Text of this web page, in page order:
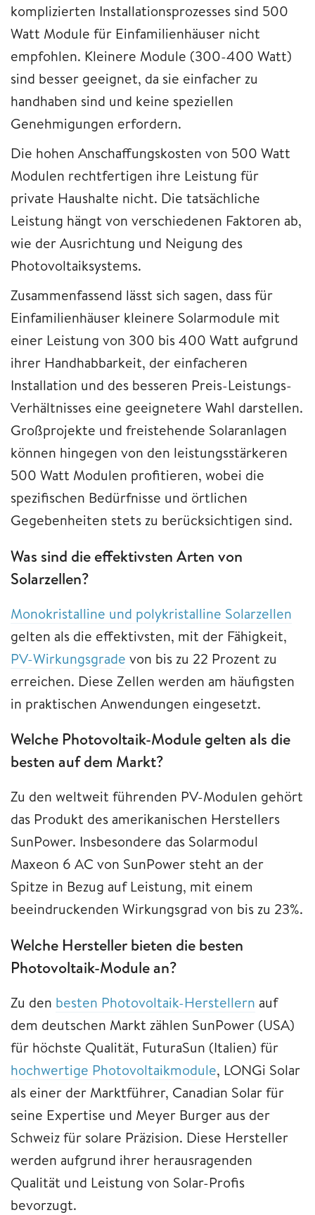
komplizierten Installationsprozesses sind 500
Watt Module für Einfamilienhäuser nicht
empfohlen. Kleinere Module (300-400 Watt)
sind besser geeignet, da sie einfacher zu
handhaben sind und keine speziellen
Genehmigungen erfordern.
Die hohen Anschaffungskosten von 500 Watt
Modulen rechtfertigen ihre Leistung für
private Haushalte nicht. Die tatsächliche
Leistung hängt von verschiedenen Faktoren ab,
wie der Ausrichtung und Neigung des
Photovoltaiksystems.
Zusammenfassend lässt sich sagen, dass für
Einfamilienhäuser kleinere Solarmodule mit
einer Leistung von 300 bis 400 Watt aufgrund
ihrer Handhabbarkeit, der einfacheren
Installation und des besseren Preis-Leistungs-
Verhältnisses eine geeignetere Wahl darstellen.
Großprojekte und freistehende Solaranlagen
können hingegen von den leistungsstärkeren
500 Watt Modulen profitieren, wobei die
spezifischen Bedürfnisse und örtlichen
Gegebenheiten stets zu berücksichtigen sind.
Was sind die effektivsten Arten von
Solarzellen?
Monokristalline und polykristalline Solarzellen
gelten als die effektivsten, mit der Fähigkeit,
PV-Wirkungsgrade von bis zu 22 Prozent zu
erreichen. Diese Zellen werden am häufigsten
in praktischen Anwendungen eingesetzt.
Welche Photovoltaik-Module gelten als die
besten auf dem Markt?
Zu den weltweit führenden PV-Modulen gehört
das Produkt des amerikanischen Herstellers
SunPower. Insbesondere das Solarmodul
Maxeon 6 AC von SunPower steht an der
Spitze in Bezug auf Leistung, mit einem
beeindruckenden Wirkungsgrad von bis zu 23%.
Welche Hersteller bieten die besten
Photovoltaik-Module an?
Zu den besten Photovoltaik-Herstellern auf
dem deutschen Markt zählen SunPower (USA)
für höchste Qualität, FuturaSun (Italien) für
hochwertige Photovoltaikmodule, LONGi Solar
als einer der Marktführer, Canadian Solar für
seine Expertise und Meyer Burger aus der
Schweiz für solare Präzision. Diese Hersteller
werden aufgrund ihrer herausragenden
Qualität und Leistung von Solar-Profis
bevorzugt.